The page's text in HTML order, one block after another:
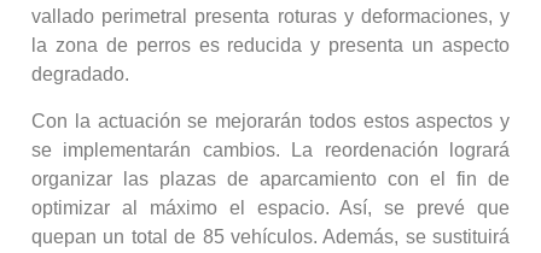
vallado perimetral presenta roturas y deformaciones, y
la zona de perros es reducida y presenta un aspecto
degradado.
Con la actuación se mejorarán todos estos aspectos y
se implementarán cambios. La reordenación logrará
organizar las plazas de aparcamiento con el fin de
optimizar al máximo el espacio. Así, se prevé que
quepan un total de 85 vehículos. Además, se sustituirá